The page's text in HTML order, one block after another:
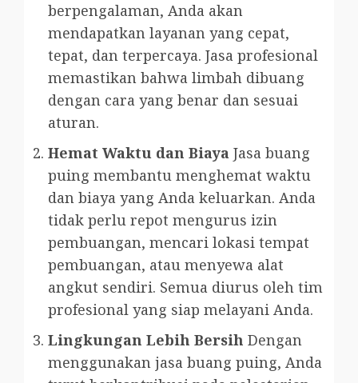
berpengalaman, Anda akan
mendapatkan layanan yang cepat,
tepat, dan terpercaya. Jasa profesional
memastikan bahwa limbah dibuang
dengan cara yang benar dan sesuai
aturan.
Hemat Waktu dan Biaya Jasa buang
puing membantu menghemat waktu
dan biaya yang Anda keluarkan. Anda
tidak perlu repot mengurus izin
pembuangan, mencari lokasi tempat
pembuangan, atau menyewa alat
angkut sendiri. Semua diurus oleh tim
profesional yang siap melayani Anda.
Lingkungan Lebih Bersih Dengan
menggunakan jasa buang puing, Anda